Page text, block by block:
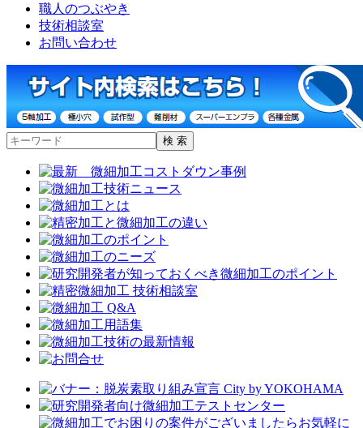
職人のつぶやき
技術相談室
お問い合わせ